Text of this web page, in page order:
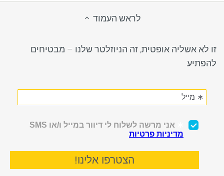
לראש העמוד
זו לא אשליה אופטית, זה הניוזלטר שלנו – מבטיחים
להפתיע